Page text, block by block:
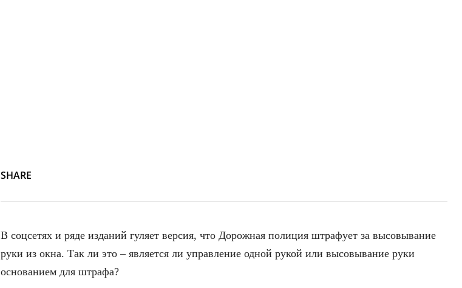
SHARE
В соцсетях и ряде изданий гуляет версия, что Дорожная полиция штрафует за высовывание
руки из окна. Так ли это – является ли управление одной рукой или высовывание руки
основанием для штрафа?